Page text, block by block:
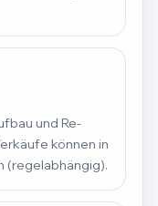
und Re-
können in
(regelabhängig).